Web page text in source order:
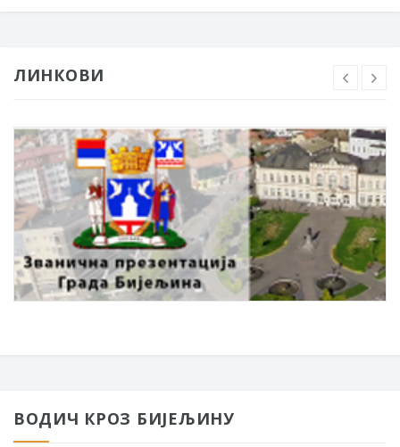
ЛИНКОВИ
ВОДИЧ КРОЗ БИЈЕЉИНУ